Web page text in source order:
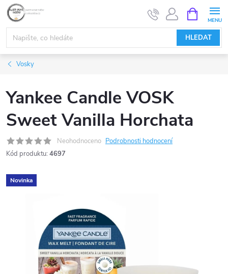
Přejít
obsah
HLEDAT
NÁKUPNÍ
KOŠÍK
Vosky
Yankee Candle VOSK
Sweet Vanilla Horchata
Neohodnoceno Podrobnosti hodnocení
Kód produktu: 4697
Novinka